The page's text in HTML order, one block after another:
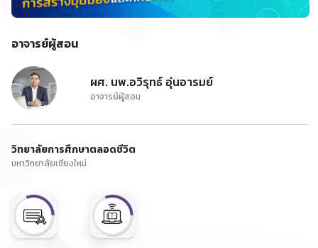
อาจารย์ผู้สอน
ผศ. นพ.อวิรุทธ์ อุ่นอารมย์
อาจารย์ผู้สอน
วิทยาลัยการศึกษาตลอดชีวิต
มหาวิทยาลัยเชียงใหม่